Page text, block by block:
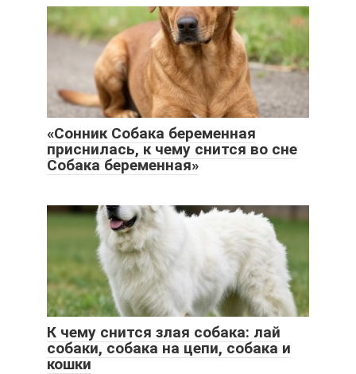
«Сонник Собака беременная
приснилась, к чему снится во сне
Собака беременная»
К чему снится злая собака: лай
собаки, собака на цепи, собака и
кошки